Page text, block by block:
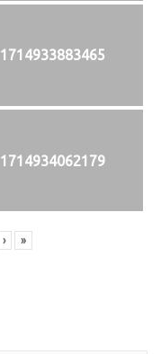
1714933883465
1714934062179
› »